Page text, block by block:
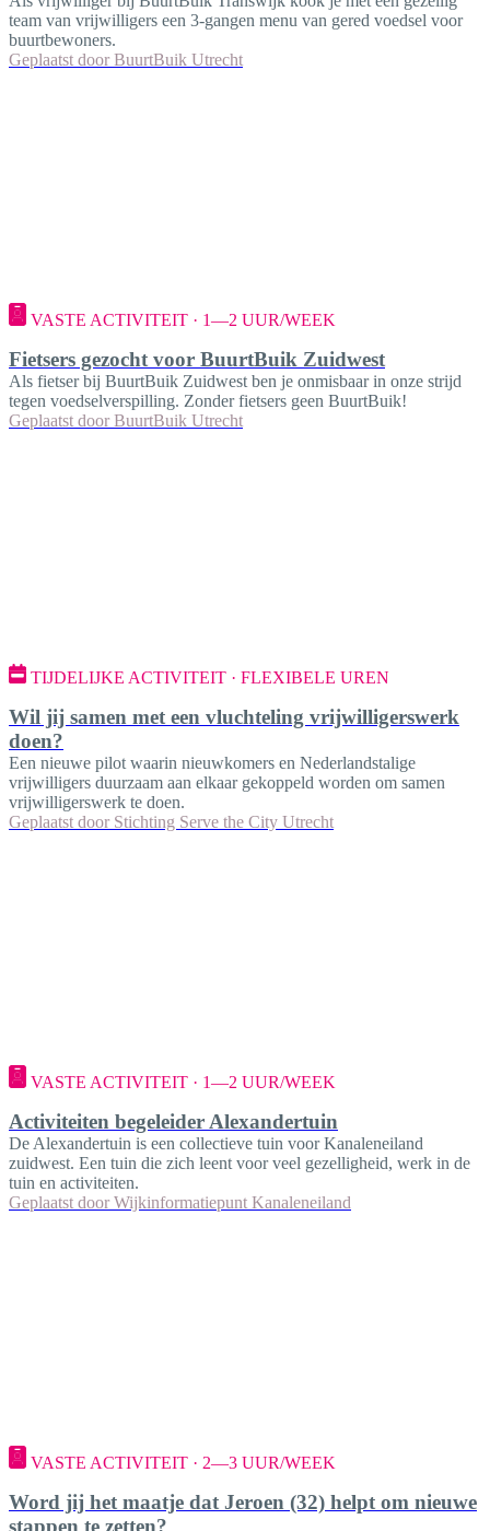
team van vrijwilligers een 3-gangen menu van gered voedsel voor
buurtbewoners.
Geplaatst door BuurtBuik Utrecht
VASTE ACTIVITEIT · 1—2 UUR/WEEK
Fietsers gezocht voor BuurtBuik Zuidwest
Als fietser bij BuurtBuik Zuidwest ben je onmisbaar in onze strijd
tegen voedselverspilling. Zonder fietsers geen BuurtBuik!
Geplaatst door BuurtBuik Utrecht
TIJDELIJKE ACTIVITEIT · FLEXIBELE UREN
Wil jij samen met een vluchteling vrijwilligerswerk
doen?
Een nieuwe pilot waarin nieuwkomers en Nederlandstalige
vrijwilligers duurzaam aan elkaar gekoppeld worden om samen
vrijwilligerswerk te doen.
Geplaatst door Stichting Serve the City Utrecht
VASTE ACTIVITEIT · 1—2 UUR/WEEK
Activiteiten begeleider Alexandertuin
De Alexandertuin is een collectieve tuin voor Kanaleneiland
zuidwest. Een tuin die zich leent voor veel gezelligheid, werk in de
tuin en activiteiten.
Geplaatst door Wijkinformatiepunt Kanaleneiland
VASTE ACTIVITEIT · 2—3 UUR/WEEK
Word jij het maatje dat Jeroen (32) helpt om nieuwe